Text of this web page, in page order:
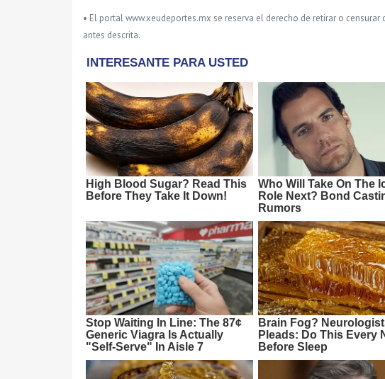
• El portal www.xeudeportes.mx se reserva el derecho de retirar o
antes descrita.